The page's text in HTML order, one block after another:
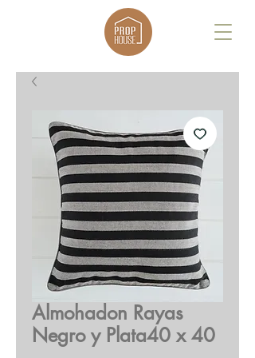
Almohadon Rayas
Negro y Plata40 x 40